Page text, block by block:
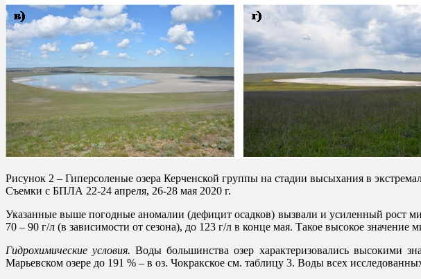
Рисунок 2 – Гиперсоленые озера Керченской группы на стадии высыхания в
Съемки с БПЛА 22-24 апреля, 26-28 мая 2020 г.
Указанные выше погодные аномалии (дефицит осадков) вызвали и усиленный рост
70 – 90 г/л (в зависимости от сезона), до 123 г/л в конце мая. Такое высокое
Гидрохимические условия. Воды большинства озер характеризовались высокими
Марьевском озере до 191 % – в оз. Чокракское см. таблицу 3. Воды всех